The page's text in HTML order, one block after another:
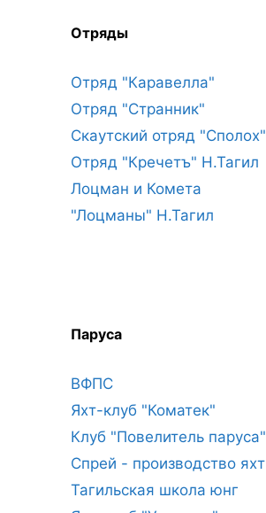
Отряды
Отряд "Каравелла"
Отряд "Странник"
Скаутский отряд "Сполох"
Отряд "Кречетъ" Н.Тагил
Лоцман и Комета
"Лоцманы" Н.Тагил
Паруса
ВФПС
Яхт-клуб "Коматек"
Клуб "Повелитель паруса"
Спрей - производство яхт
Тагильская школа юнг